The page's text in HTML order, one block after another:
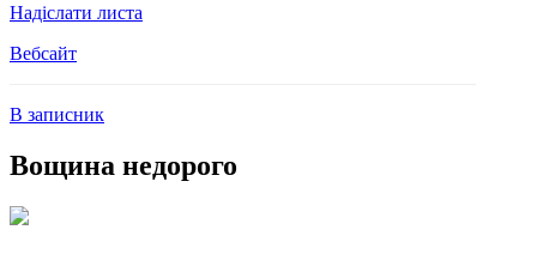
Надіслати листа
Вебсайт
В записник
Вощина недорого